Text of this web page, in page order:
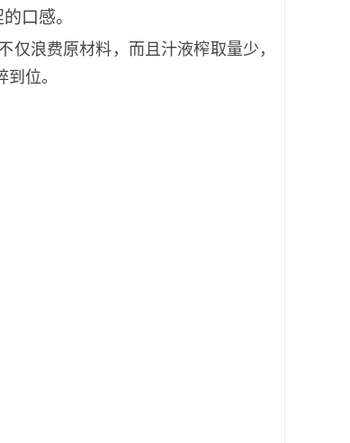
口感。
浪费原材料，而且汁液榨取量少，
位。